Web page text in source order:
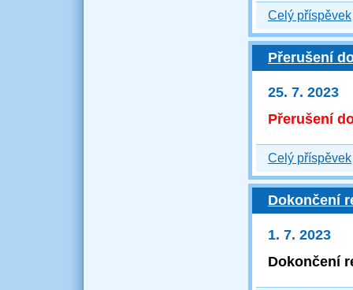
Celý příspěvek
Přerušení
25. 7. 2023
Přerušení
Celý příspěvek
Dokončení
1. 7. 2023
Dokončení